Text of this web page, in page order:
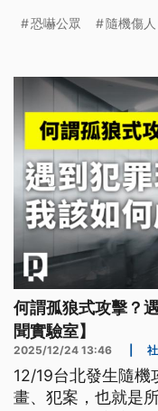
揚言要隨機傷人，
恐嚇公眾 隨機傷人
何謂孤狼式攻擊？
聞實驗室】
2025/12/24 13:46
12/19台北發生隨
畫、犯案，也就是